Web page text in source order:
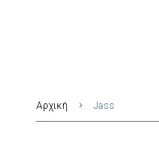
Αρχική Jass